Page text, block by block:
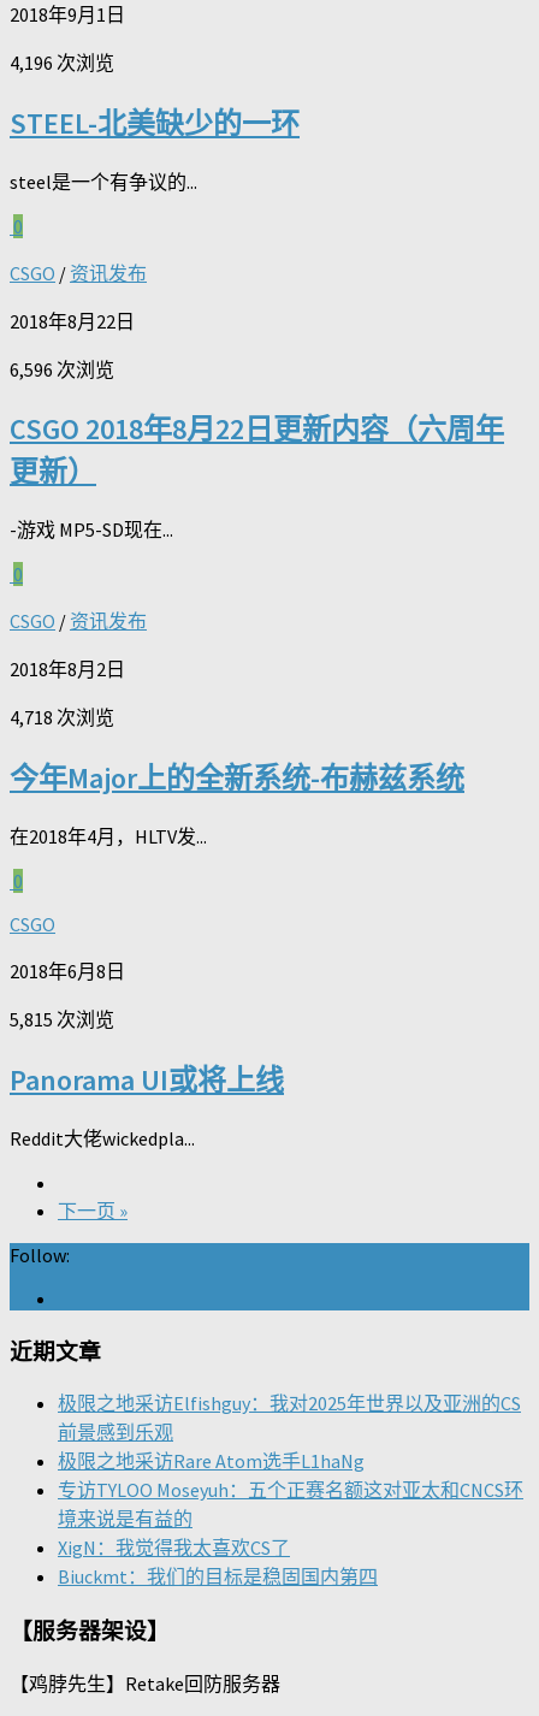
2018年9月1日
4,196 次浏览
STEEL-北美缺少的一环
steel是一个有争议的...
0
CSGO / 资讯发布
2018年8月22日
6,596 次浏览
CSGO 2018年8月22日更新内容（六周年
更新）
-游戏 MP5-SD现在...
0
CSGO / 资讯发布
2018年8月2日
4,718 次浏览
今年Major上的全新系统-布赫兹系统
在2018年4月，HLTV发...
0
CSGO
2018年6月8日
5,815 次浏览
Panorama UI或将上线
Reddit大佬wickedpla...
下一页 »
Follow:
近期文章
极限之地采访Elfishguy：我对2025年世界以及亚洲的CS
前景感到乐观
极限之地采访Rare Atom选手L1haNg
专访TYLOO Moseyuh：五个正赛名额这对亚太和CNCS环
境来说是有益的
XigN：我觉得我太喜欢CS了
Biuckmt：我们的目标是稳固国内第四
【服务器架设】
【鸡脖先生】Retake回防服务器